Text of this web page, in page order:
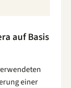
auf Basis
einer